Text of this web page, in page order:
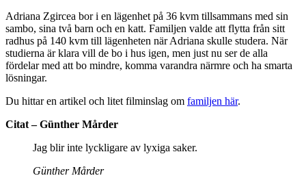
Adriana Zgircea bor i en lägenhet på 36 kvm tillsammans med sin
sambo, sina två barn och en katt. Familjen valde att flytta från sitt
radhus på 140 kvm till lägenheten när Adriana skulle studera. När
studierna är klara vill de bo i hus igen, men just nu ser de alla
fördelar med att bo mindre, komma varandra närmre och ha smarta
lösningar.
Du hittar en artikel och litet filminslag om familjen här.
Citat – Günther Mårder
Jag blir inte lyckligare av lyxiga saker.
Günther Mårder